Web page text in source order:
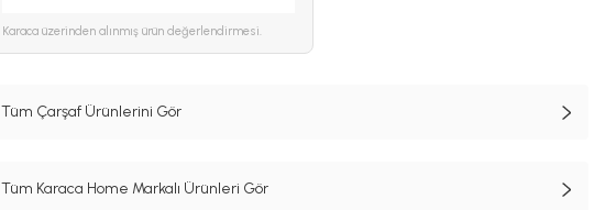
Karaca üzerinden alınmış ürün değerlendirmesi.
Tüm Çarşaf Ürünlerini Gör
Tüm Karaca Home Markalı Ürünleri Gör